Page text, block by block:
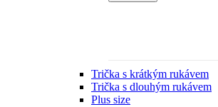
Trička s krátkým rukávem
Trička s dlouhým rukávem
Plus size